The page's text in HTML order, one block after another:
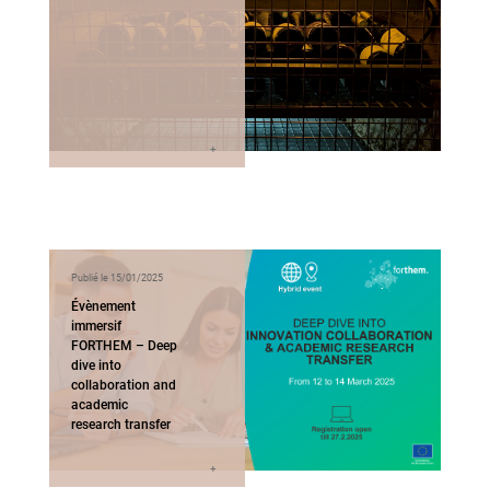
Publié le 15/01/2025
Évènement
immersif
FORTHEM – Deep
dive into
collaboration and
academic
research transfer